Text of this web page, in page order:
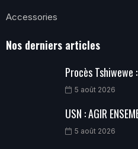
Accessories
Nos derniers articles
Procès
5 août 2026
USN : AGIR
5 août 2026